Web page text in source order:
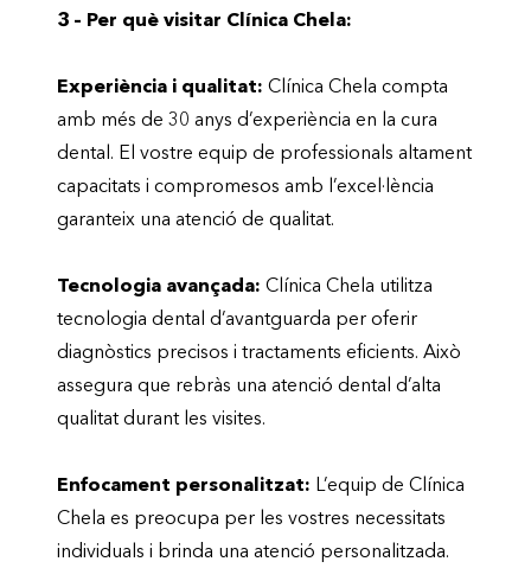
3 – Per què visitar Clínica Chela:
Experiència i qualitat: Clínica Chela compta
amb més de 30 anys d’experiència en la cura
dental. El vostre equip de professionals altament
capacitats i compromesos amb l’excel·lència
garanteix una atenció de qualitat.
Tecnologia avançada: Clínica Chela utilitza
tecnologia dental d’avantguarda per oferir
diagnòstics precisos i tractaments eficients. Això
assegura que rebràs una atenció dental d’alta
qualitat durant les visites.
Enfocament personalitzat: L’equip de Clínica
Chela es preocupa per les vostres necessitats
individuals i brinda una atenció personalitzada.